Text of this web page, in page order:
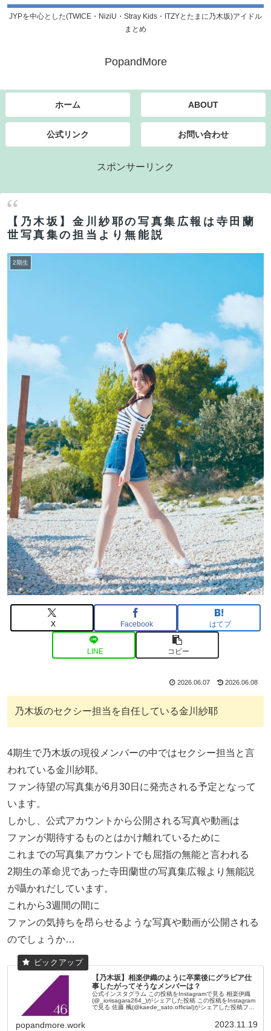
JYPを中心とした(TWICE・NiziU・Stray Kids・ITZYとたまに乃木坂)アイドル
まとめ
PopandMore
ホーム ABOUT
公式リンク お問い合わせ
スポンサーリンク
【乃木坂】金川紗耶の写真集広報は寺田蘭
世写真集の担当より無能説
2期生
X Facebook はてブ
LINE コピー
2026.06.07 2026.06.08
乃木坂のセクシー担当を自任している金川紗耶
4期生で乃木坂の現役メンバーの中ではセクシー担当と言
われている金川紗耶。
ファン待望の写真集が6月30日に発売される予定となって
います。
しかし、公式アカウントから公開される写真や動画は
ファンが期待するものとはかけ離れているために
これまでの写真集アカウントでも屈指の無能と言われる
2期生の革命児であった寺田蘭世の写真集広報より無能説
が囁かれだしています。
これから3週間の間に
ファンの気持ちを昂らせるような写真や動画が公開される
のでしょうか…
【乃木坂】相楽伊織のように卒業後にグラビア仕
事したがってそうなメンバーは？
公式インスタグラム この投稿をInstagramで見る 相楽伊織
(@_iorisagara264_)がシェアした投稿 この投稿をInstagram
で見る 佐藤 楓(@kaede_sato.official)がシェアした投稿ファ
popandmore.work 2023.11.19